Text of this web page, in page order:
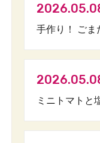
手作り！ ごま
ミニトマトと